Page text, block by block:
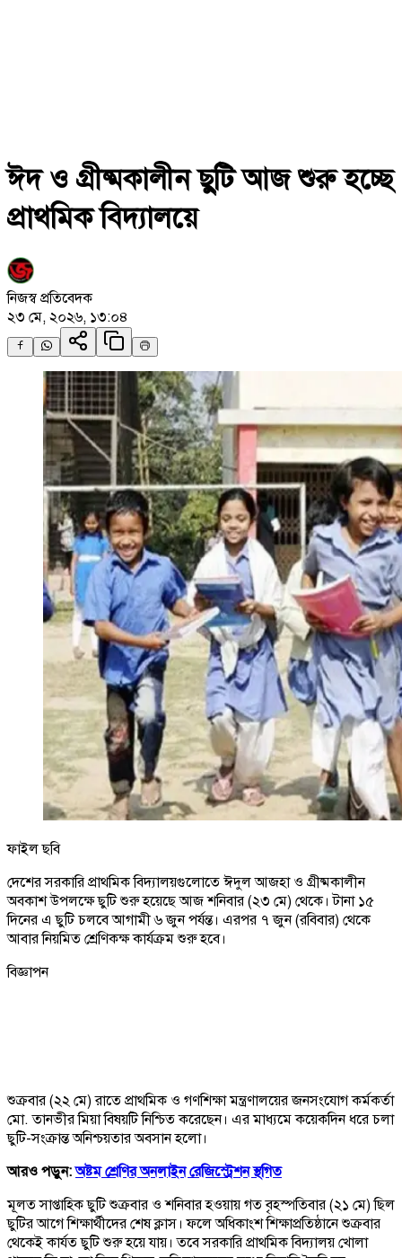
ঈদ ও গ্রীষ্মকালীন ছুটি আজ শুরু হচ্ছে
প্রাথমিক বিদ্যালয়ে
নিজস্ব প্রতিবেদক
২৩ মে, ২০২৬, ১৩:০৪
ফাইল ছবি
দেশের সরকারি প্রাথমিক বিদ্যালয়গুলোতে ঈদুল আজহা ও গ্রীষ্মকালীন
অবকাশ উপলক্ষে ছুটি শুরু হয়েছে আজ শনিবার (২৩ মে) থেকে। টানা ১৫
দিনের এ ছুটি চলবে আগামী ৬ জুন পর্যন্ত। এরপর ৭ জুন (রবিবার) থেকে
আবার নিয়মিত শ্রেণিকক্ষ কার্যক্রম শুরু হবে।
বিজ্ঞাপন
শুক্রবার (২২ মে) রাতে প্রাথমিক ও গণশিক্ষা মন্ত্রণালয়ের জনসংযোগ কর্মকর্তা
মো. তানভীর মিয়া বিষয়টি নিশ্চিত করেছেন। এর মাধ্যমে কয়েকদিন ধরে চলা
ছুটি-সংক্রান্ত অনিশ্চয়তার অবসান হলো।
আরও পড়ুন:অষ্টম শ্রেণির অনলাইন রেজিস্ট্রেশন স্থগিত
মূলত সাপ্তাহিক ছুটি শুক্রবার ও শনিবার হওয়ায় গত বৃহস্পতিবার (২১ মে) ছিল
ছুটির আগে শিক্ষার্থীদের শেষ ক্লাস। ফলে অধিকাংশ শিক্ষাপ্রতিষ্ঠানে শুক্রবার
থেকেই কার্যত ছুটি শুরু হয়ে যায়। তবে সরকারি প্রাথমিক বিদ্যালয় খোলা